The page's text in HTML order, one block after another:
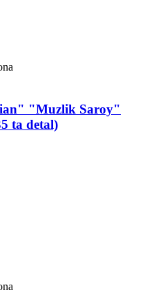
"Muzlik Saroy"
ta detal)